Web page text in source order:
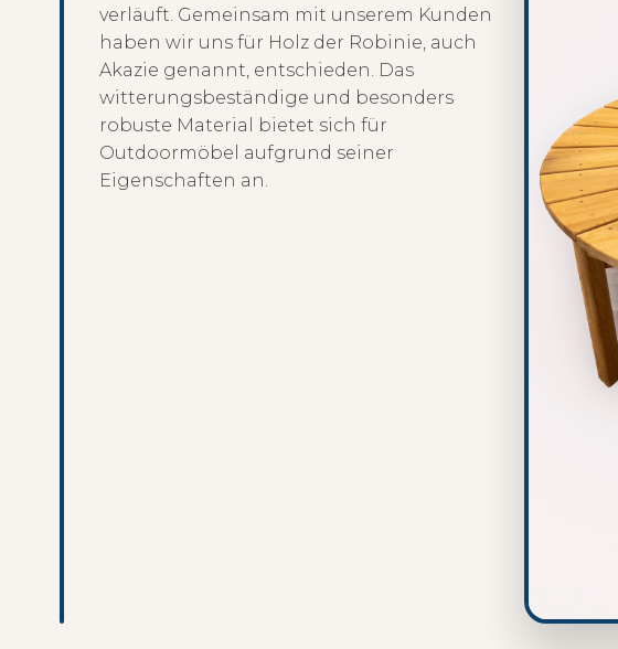
verläuft. Gemeinsam mit unserem Kunden
haben wir uns für Holz der Robinie, auch
Akazie genannt, entschieden. Das
witterungsbeständige und besonders
robuste Material bietet sich für
Outdoormöbel aufgrund seiner
Eigenschaften an.